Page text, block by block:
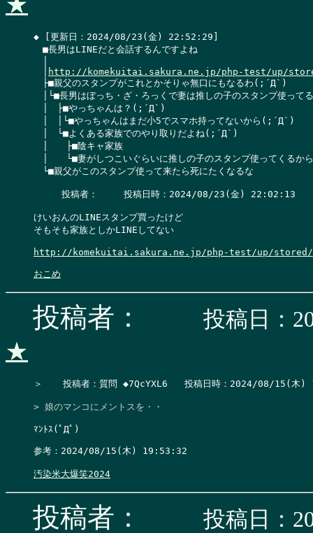
◆ [更新日：2024/08/23(金) 22:52:29]
■長男はLINEだと会話するんですよね
http://komekuitai.sakura.ne.jp/php-test/up/
├■親父のスタンプがこれとかそりゃ無口にもなるわ(;´Д`)
│└■長男はぼっち・ざ・ろっくで妻は推しの子のスタンプ使っ
│　├■やっちゃんは？(;´Д`)
│　│└■やっちゃんはまだ小5でスマホ持ってないから(;´Д`)
│　└■よくある家族でのやり取りだよね(;´Д`)
│　　├■陰キャ家族
│　　└■妻がしつこいぐらいに推しの子のスタンプ使ってくる
└■親父がこのスタンプ使って来たら死にたくなるな
投稿者：　   投稿日時：2024/08/23(金) 22:02:13
けいおんのLINEスタンプ買ったけど
そもそも家族としかLINEしてない
http://komekuitai.sakura.ne.jp/php-test/up/stored/
おこめ
投稿者：
投稿日：
★
＞　  投稿者：質問 ◆7QcYXL6   投稿日時：2024/08/
> 娘のマンコにメントスを・・
ﾏﾝﾄｽ(ﾟДﾟ)
参考：2024/08/15(木) 19:53:32
汚染米大爆笑2024
投稿者：
投稿日：